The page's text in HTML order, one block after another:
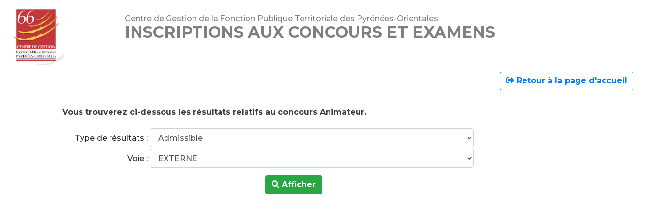
Centre de Gestion de la Fonction Publique Territoriale des Pyrénées-Orientales
INSCRIPTIONS AUX CONCOURS ET EXAMENS
Retour à la page d'accueil
Vous trouverez ci-dessous les résultats relatifs au concours Animateur.
Type de résultats :
Voie :
Afficher